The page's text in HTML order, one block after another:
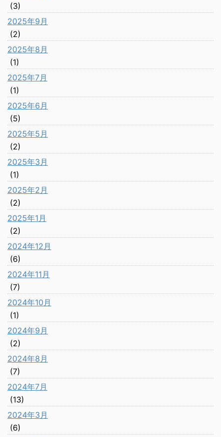
(3)
2025年9月
(2)
2025年8月
(1)
2025年7月
(1)
2025年6月
(5)
2025年5月
(2)
2025年3月
(1)
2025年2月
(2)
2025年1月
(2)
2024年12月
(6)
2024年11月
(7)
2024年10月
(1)
2024年9月
(2)
2024年8月
(7)
2024年7月
(13)
2024年3月
(6)